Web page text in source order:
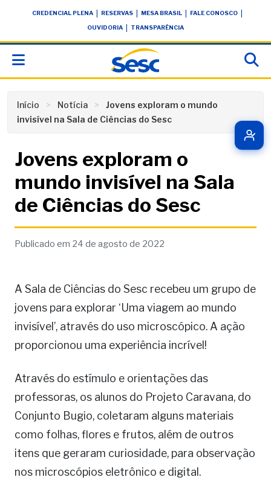
conteúdoCREDENCIAL PLENA RESERVAS MESA BRASIL FALE CONOSCO
OUVIDORIA TRANSPARÊNCIA
Início Notícia
Jovens exploram o mundo
invisível na Sala de Ciências do Sesc
Jovens exploram o
mundo invisível na Sala
de Ciências do Sesc
Publicado em 24 de agosto de 2022
A Sala de Ciências do Sesc recebeu um grupo de
jovens para explorar ‘Uma viagem ao mundo
invisível’, através do uso microscópico. A ação
proporcionou uma experiência incrível!
Através do estímulo e orientações das
professoras, os alunos do Projeto Caravana, do
Conjunto Bugio, coletaram alguns materiais
como folhas, flores e frutos, além de outros
itens que geraram curiosidade, para observação
nos microscópios eletrônico e digital.